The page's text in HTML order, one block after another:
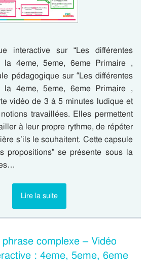
interactive sur “Les différentes
la 4eme, 5eme, 6eme Primaire ,
pédagogique sur “Les différentes
la 4eme, 5eme, 6eme Primaire ,
vidéo de 3 à 5 minutes ludique et
travaillées. Elles permettent
à leur propre rythme, de répéter
s’ils le souhaitent. Cette capsule
propositions” se présente sous la
Lire la suite
complexe – Vidéo
: 4eme, 5eme, 6eme